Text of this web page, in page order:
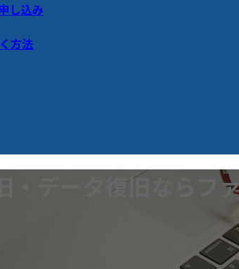
し込み
方法
・データ復旧ならフ